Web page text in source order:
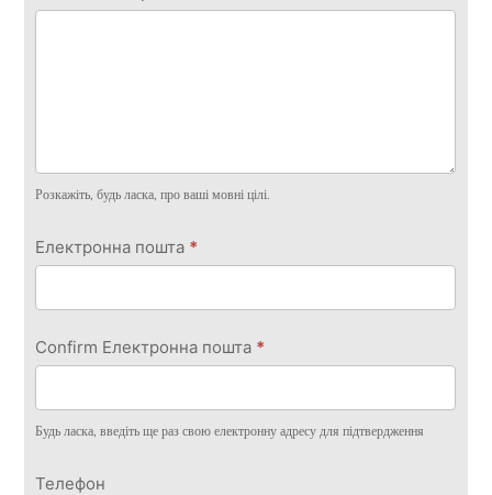
Розкажіть, будь ласка, про ваші мовні цілі.
Електронна пошта *
Confirm Електронна пошта *
Будь ласка, введіть ще раз свою електронну адресу для підтвердження
Телефон